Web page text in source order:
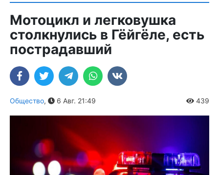
Мотоцикл и легковушка
столкнулись в Гёйгёле, есть
пострадавший
Общество, 6 Авг. 21:49 439